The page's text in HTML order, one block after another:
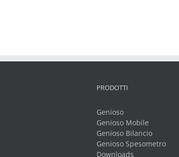
PRODOTTI
Genioso
Genioso Mobile
Genioso Bilancio
Genioso Spesometro
Downloads